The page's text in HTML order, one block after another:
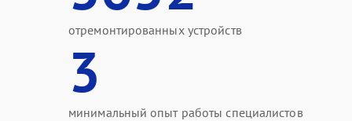
отремонтированных устройств
3
минимальный опыт работы специалистов